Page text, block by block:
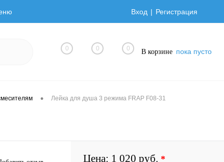
Вход Регистрация
0 0 0 В корзине пока пусто
• Лейка для душа 3 режима FRAP F08-31
Цена: 1 020 руб. *